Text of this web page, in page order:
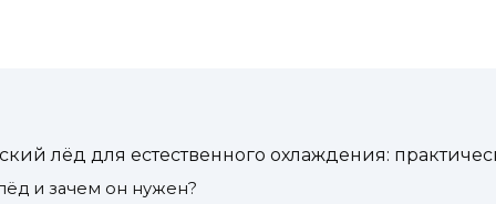
лёд для естественного охлаждения:
и зачем он нужен?